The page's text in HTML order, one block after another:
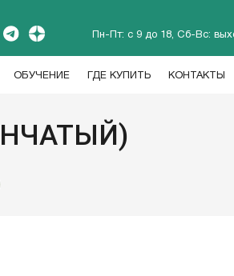
Пн-Пт: с 9 до 18, Сб-Вс:
ОБУЧЕНИЕ ГДЕ КУПИТЬ КОНТАКТЫ